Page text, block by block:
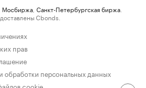
Мосбиржа Санкт-Петербургская биржа
Cbonds.
прав
обработки персональных данных
cookie